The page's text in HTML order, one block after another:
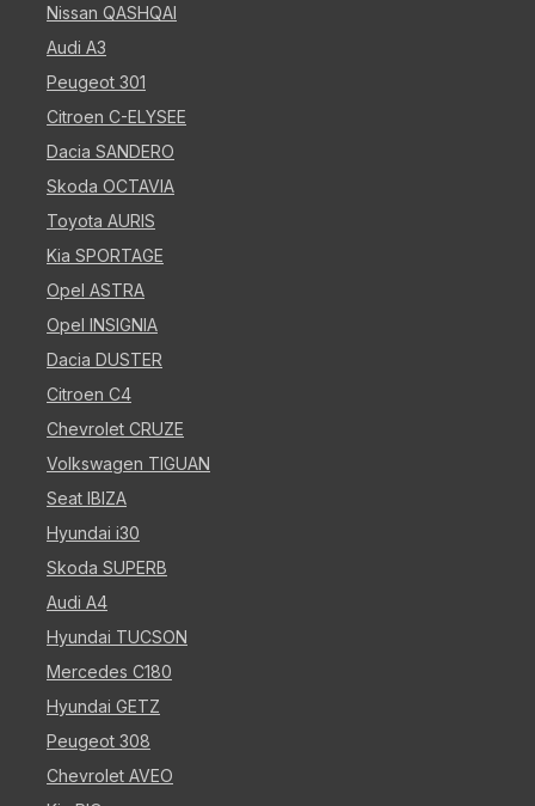
Nissan QASHQAI
Audi A3
Peugeot 301
Citroen C-ELYSEE
Dacia SANDERO
Skoda OCTAVIA
Toyota AURIS
Kia SPORTAGE
Opel ASTRA
Opel INSIGNIA
Dacia DUSTER
Citroen C4
Chevrolet CRUZE
Volkswagen TIGUAN
Seat IBIZA
Hyundai i30
Skoda SUPERB
Audi A4
Hyundai TUCSON
Mercedes C180
Hyundai GETZ
Peugeot 308
Chevrolet AVEO